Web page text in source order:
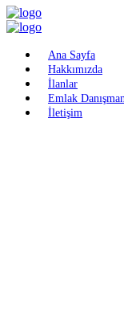
Ana Sayfa
Hakkımızda
İlanlar
Emlak
İletişim